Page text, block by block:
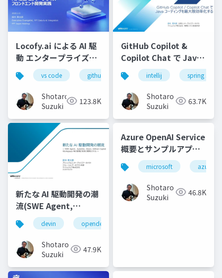
Locofy.ai による AI 駆
動 エンタープライズフ
ロンドエンド開発実践-
s
vs code github copilot gemini locofy.ai
Shotaro
Suzuki
123.8K
GitHub Copilot &
Copilot Chat で Java
コーディングを最大限
効率化する-配布用
intellij spring starter
Shotaro
Suzuki
63.7K
新たな AI 駆動開発の潮
流(SWE Agent,
AutoDev,Devin,
GitHub Copilot
Workspace等)
devin opendevin
Shotaro
Suzuki
47.9K
Azure OpenAI Service
概要とサンプルアプリ
等のご紹介
microsoft azure
Shotaro
Suzuki
46.8K